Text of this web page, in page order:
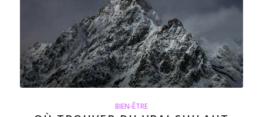
BIEN-ÊTRE